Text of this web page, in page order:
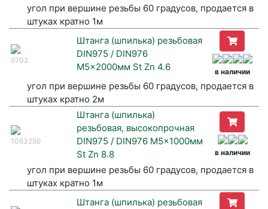
угол при вершине резьбы 60 градусов, продается в
штуках кратно 1м
9702
Штанга (шпилька) резьбовая
DIN975 / DIN976
M5x2000мм St Zn 4.6
в наличии
угол при вершине резьбы 60 градусов, продается в
штуках кратно 2м
1063299
Штанга (шпилька)
резьбовая, высокопрочная
DIN975 / DIN976 M5x1000мм
St Zn 8.8
в наличии
угол при вершине резьбы 60 градусов, продается в
штуках кратно 1м
Штанга (шпилька) резьбовая